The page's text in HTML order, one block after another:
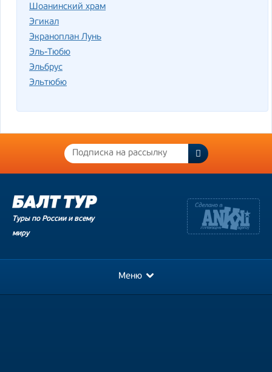
Шоанинский храм
Эгикал
Экраноплан Лунь
Эль-Тюбю
Эльбрус
Эльтюбю
Туры по России и всему
миру
Меню